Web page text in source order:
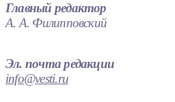
Главный редактор
А. А. Филипповский
Эл. почта редакции
info@vesti.ru